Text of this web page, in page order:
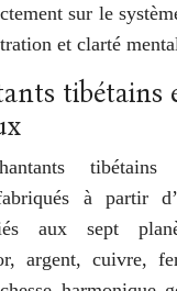
sur le
et clarté
tibétains
tibétains
à partir
aux sept
argent, cuivre,